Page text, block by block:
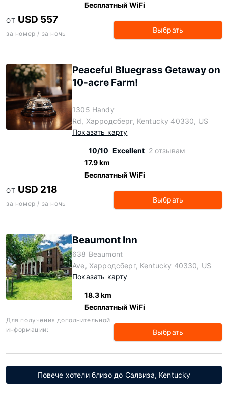
Бесплатный WiFi
ОТ USD 557
за номер / за ночь Выбрать
Peaceful Bluegrass Getaway on
10-acre Farm!
1305 Handy
Rd, Харродсберг, Kentucky 40330, US
Показать карту
10/10 Excellent 2 отзывам
17.9 km
Бесплатный WiFi
ОТ USD 218
за номер / за ночь Выбрать
Beaumont Inn
638 Beaumont
Ave, Харродсберг, Kentucky 40330, US
Показать карту
18.3 km
Бесплатный WiFi
Для получения дополнительной
информации:
Выбрать
Повече хотели близо до Салвиза, Kentucky